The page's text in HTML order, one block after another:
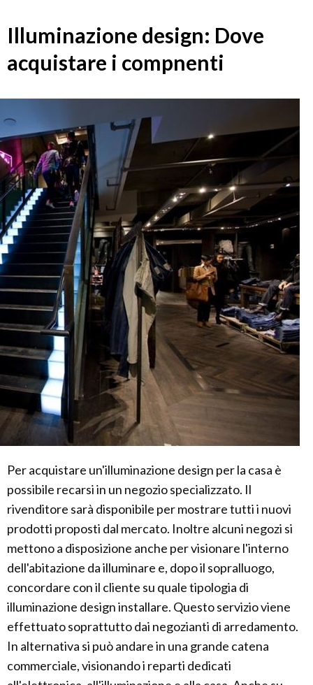
Illuminazione design: Dove
acquistare i compnenti
Per acquistare un'illuminazione design per la casa è
possibile recarsi in un negozio specializzato. Il
rivenditore sarà disponibile per mostrare tutti i nuovi
prodotti proposti dal mercato. Inoltre alcuni negozi si
mettono a disposizione anche per visionare l'interno
dell'abitazione da illuminare e, dopo il sopralluogo,
concordare con il cliente su quale tipologia di
illuminazione design installare. Questo servizio viene
effettuato soprattutto dai negozianti di arredamento.
In alternativa si può andare in una grande catena
commerciale, visionando i reparti dedicati